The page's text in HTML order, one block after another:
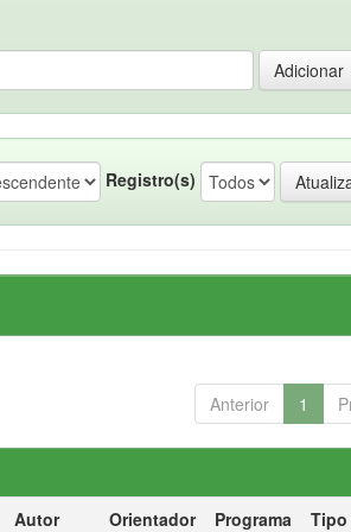
Registro(s)
Anterior 1
Autor Orientador Programa
Tipo